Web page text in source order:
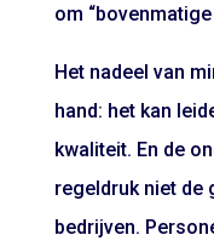
om
Het nadeel van
hand: het kan
kwaliteit. En de
regeldruk niet de
bedrijven.